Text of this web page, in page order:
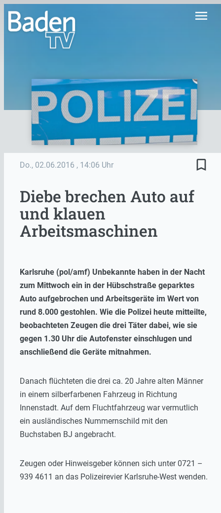
menu
Do., 02.06.2016 , 14:06 Uhr bookmark_border
Diebe brechen Auto auf
und klauen
Arbeitsmaschinen
Karlsruhe (pol/amf) Unbekannte haben in der Nacht
zum Mittwoch ein in der Hübschstraße geparktes
Auto aufgebrochen und Arbeitsgeräte im Wert von
rund 8.000 gestohlen. Wie die Polizei heute mitteilte,
beobachteten Zeugen die drei Täter dabei, wie sie
gegen 1.30 Uhr die Autofenster einschlugen und
anschließend die Geräte mitnahmen.
Danach flüchteten die drei ca. 20 Jahre alten Männer
in einem silberfarbenen Fahrzeug in Richtung
Innenstadt. Auf dem Fluchtfahrzeug war vermutlich
ein ausländisches Nummernschild mit den
Buchstaben BJ angebracht.
Zeugen oder Hinweisgeber können sich unter 0721 –
939 4611 an das Polizeirevier Karlsruhe-West wenden.